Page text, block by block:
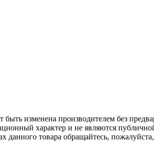
изменена производителем без
характер и не являются
данного товара обращайтесь,